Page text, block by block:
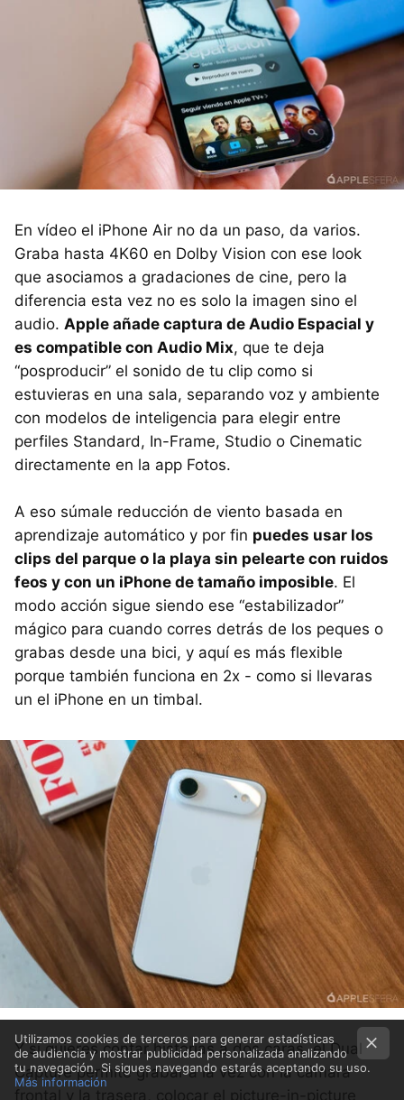
En vídeo el iPhone Air no da un paso, da varios.
Graba hasta 4K60 en Dolby Vision con ese look
que asociamos a gradaciones de cine, pero la
diferencia esta vez no es solo la imagen sino el
audio. Apple añade captura de Audio Espacial y
es compatible con Audio Mix, que te deja
“posproducir” el sonido de tu clip como si
estuvieras en una sala, separando voz y ambiente
con modelos de inteligencia para elegir entre
perfiles Standard, In-Frame, Studio o Cinematic
directamente en la app Fotos.
A eso súmale reducción de viento basada en
aprendizaje automático y por fin puedes usar los
clips del parque o la playa sin pelearte con ruidos
feos y con un iPhone de tamaño imposible. El
modo acción sigue siendo ese “estabilizador”
mágico para cuando corres detrás de los peques o
grabas desde una bici, y aquí es más flexible
porque también funciona en 2x - como si llevaras
un el iPhone en un timbal.
Y si quieres contar historias a dos caras, el Dual
Capture permite grabar a la vez con la cámara
frontal y la trasera, colocar el picture-in-picture
Utilizamos cookies de terceros para generar estadísticas
de audiencia y mostrar publicidad personalizada analizando
tu navegación. Si sigues navegando estarás aceptando su uso.
Más información